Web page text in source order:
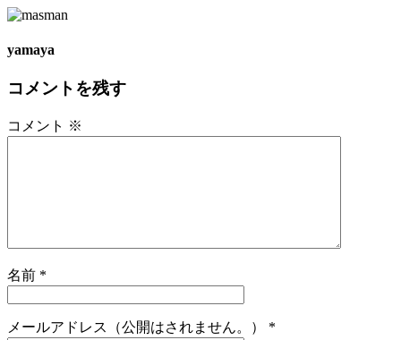
yamaya
コメントを残す
コメント ※
名前 *
メールアドレス（公開はされません。） *